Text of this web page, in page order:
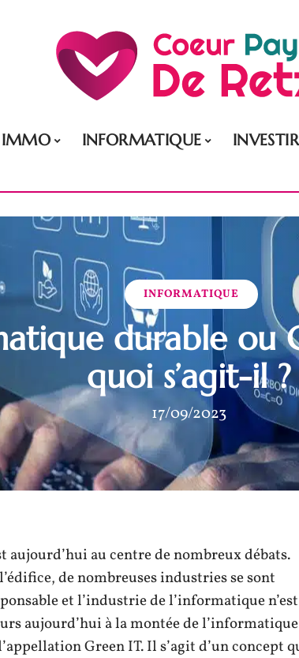
IMMO INFORMATIQUE INVESTIR
INFORMATIQUE
durable ou
quoi s’agit-il ?
17/09/2023
aujourd’hui au centre de nombreux débats.
de nombreuses industries se sont
et l’industrie de l’informatique n’est
aujourd’hui à la montée de l’informatique
Green IT. Il s’agit d’un concept